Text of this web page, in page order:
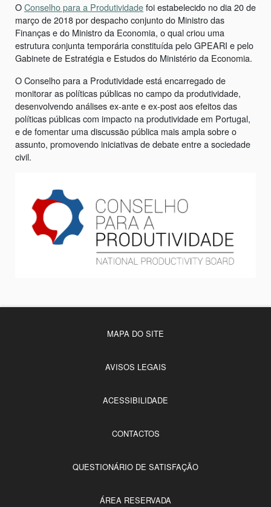
OConselho para a Produtividadefoi estabelecido no dia 20 de
março de 2018 por despacho conjunto do Ministro das
Finanças e do Ministro da Economia, o qual criou uma
estrutura conjunta temporária constituída pelo GPEARI e pelo
Gabinete de Estratégia e Estudos do Ministério da Economia.
O Conselho para a Produtividade está encarregado de
monitorar as políticas públicas no campo da produtividade,
desenvolvendo análises ex-ante e ex-post aos efeitos das
políticas públicas com impacto na produtividade em Portugal,
e de fomentar uma discussão pública mais ampla sobre o
assunto, promovendo iniciativas de debate entre a sociedade
civil.
MAPA DO SITE
AVISOS LEGAIS
ACESSIBILIDADE
CONTACTOS
QUESTIONÁRIO DE SATISFAÇÃO
ÁREA RESERVADA